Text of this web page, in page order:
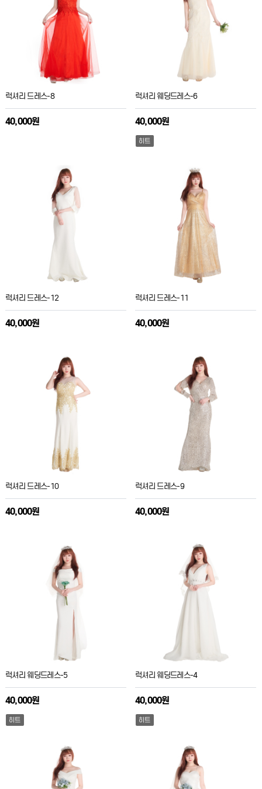
럭셔리 드레스-8
40,000원
럭셔리 웨딩드레스-6
40,000원
히트
럭셔리 드레스-12
40,000원
럭셔리 드레스-11
40,000원
럭셔리 드레스-10
40,000원
럭셔리 드레스-9
40,000원
럭셔리 웨딩드레스-5
40,000원
히트
럭셔리 웨딩드레스-4
40,000원
히트